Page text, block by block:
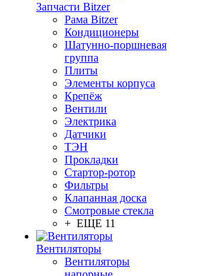
Запчасти Bitzer
Рама Bitzer
Кондиционеры
Шатунно-поршневая
группа
Плиты
Элементы корпуса
Крепёж
Вентили
Электрика
Датчики
ТЭН
Прокладки
Стартор-ротор
Фильтры
Клапанная доска
Смотровые стекла
+ ЕЩЕ 11
Вентиляторы
Вентиляторы